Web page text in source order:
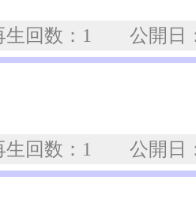
生回数：1 公開
生回数：1 公開